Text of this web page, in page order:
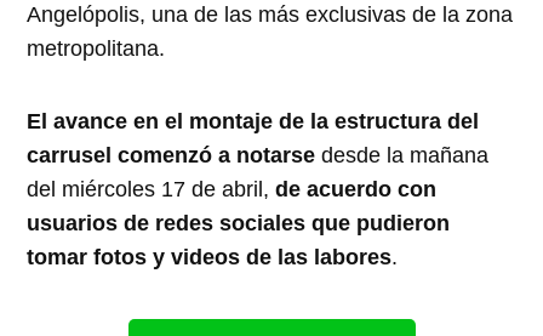
Angelópolis, una de las más exclusivas de la zona
metropolitana.
El avance en el montaje de la estructura del
carrusel comenzó a notarse desde la mañana
del miércoles 17 de abril,de acuerdo con
usuarios de redes sociales que pudieron
tomar fotos y videos de las labores.